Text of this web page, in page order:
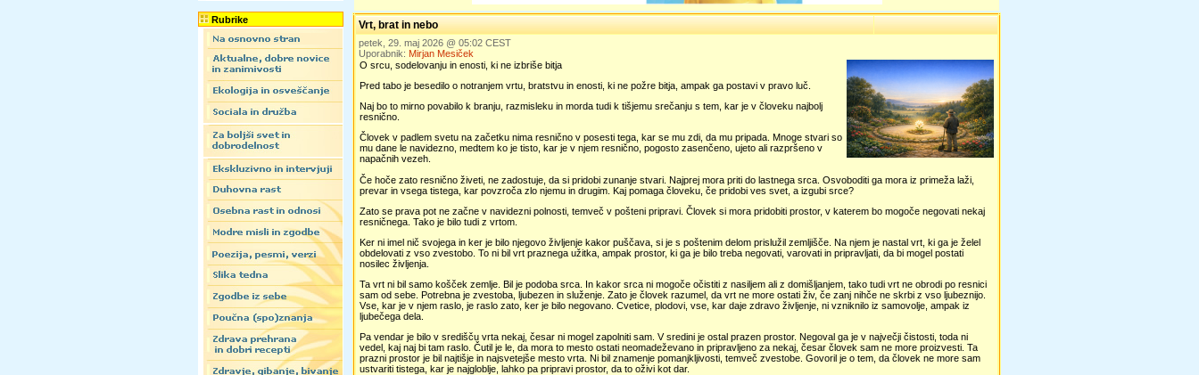
Rubrike Vrt, brat in nebo
petek, 29. maj 2026 @ 05:02 CEST
Uporabnik: Mirjan Mesiček
O srcu, sodelovanju in enosti, ki ne izbriše bitja
Pred tabo je besedilo o notranjem vrtu, bratstvu in enosti, ki ne požre bitja, ampak ga postavi v pravo luč.
Naj bo to mirno povabilo k branju, razmisleku in morda tudi k tišjemu srečanju s tem, kar je v človeku najbolj
resnično.
Človek v padlem svetu na začetku nima resnično v posesti tega, kar se mu zdi, da mu pripada. Mnoge stvari so
mu dane le navidezno, medtem ko je tisto, kar je v njem resnično, pogosto zasenčeno, ujeto ali razpršeno v
napačnih vezeh.
Če hoče zato resnično živeti, ne zadostuje, da si pridobi zunanje stvari. Najprej mora priti do lastnega srca. Osvoboditi ga mora iz primeža laži,
prevar in vsega tistega, kar povzroča zlo njemu in drugim. Kaj pomaga človeku, če pridobi ves svet, a izgubi srce?
Zato se prava pot ne začne v navidezni polnosti, temveč v pošteni pripravi. Človek si mora pridobiti prostor, v katerem bo mogoče negovati nekaj
resničnega. Tako je bilo tudi z vrtom.
Ker ni imel nič svojega in ker je bilo njegovo življenje kakor puščava, si je s poštenim delom prislužil zemljišče. Na njem je nastal vrt, ki ga je želel
obdelovati z vso zvestobo. To ni bil vrt praznega užitka, ampak prostor, ki ga je bilo treba negovati, varovati in pripravljati, da bi mogel postati
nosilec življenja.
Ta vrt ni bil samo košček zemlje. Bil je podoba srca. In kakor srca ni mogoče očistiti z nasiljem ali z domišljanjem, tako tudi vrt ne obrodi po resnici
sam od sebe. Potrebna je zvestoba, ljubezen in služenje. Zato je človek razumel, da vrt ne more ostati živ, če zanj nihče ne skrbi z vso ljubeznijo.
Vse, kar je v njem raslo, je raslo zato, ker je bilo negovano. Cvetice, plodovi, vse, kar daje zdravo življenje, ni vzniknilo iz samovolje, ampak iz
ljubečega dela.
Pa vendar je bilo v središču vrta nekaj, česar ni mogel zapolniti sam. V sredini je ostal prazen prostor. Negoval ga je v največji čistosti, toda ni
vedel, kaj naj bi tam raslo. Čutil je le, da mora to mesto ostati neomadeževano in pripravljeno za nekaj, česar človek sam ne more proizvesti. Ta
prazni prostor je bil najtišje in najsvetejše mesto vrta. Ni bil znamenje pomanjkljivosti, temveč zvestobe. Govoril je o tem, da človek ne more sam
ustvariti tistega, kar je najgloblje, lahko pa pripravi prostor, da to oživi kot dar.